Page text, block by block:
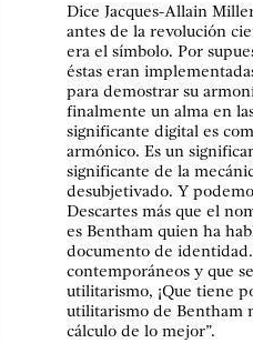
Dice Jacques-Allain
antes de la revolución
era el símbolo. Por
éstas eran
para demostrar su
finalmente un alma en
significante digital es
armónico. Es un
significante de la
desubjetivado. Y
Descartes más que el
es Bentham quien ha
documento de
contemporáneos y que
utilitarismo, ¡Que tiene
utilitarismo de Bentham
cálculo de lo mejor”.